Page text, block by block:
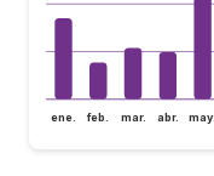
ene. feb. mar. abr. may.